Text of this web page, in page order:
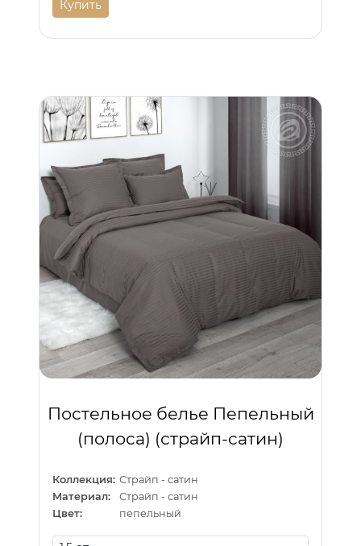
Купить
Постельное белье Пепельный
(полоса) (страйп-сатин)
Коллекция: Страйп - сатин
Материал:
Страйп - сатин
Цвет:
пепельный